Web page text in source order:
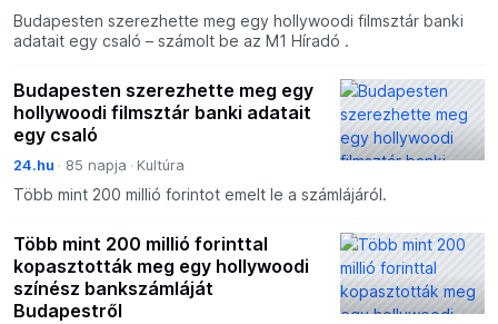
Budapesten szerezhette meg egy hollywoodi filmsztár banki
adatait egy csaló – számolt be az M1 Híradó .
Budapesten szerezhette meg egy
hollywoodi filmsztár banki adatait
egy csaló
24.hu 85 napja Kultúra
Több mint 200 millió forintot emelt le a számlájáról.
Több mint 200 millió forinttal
kopasztották meg egy hollywoodi
színész bankszámláját
Budapestről